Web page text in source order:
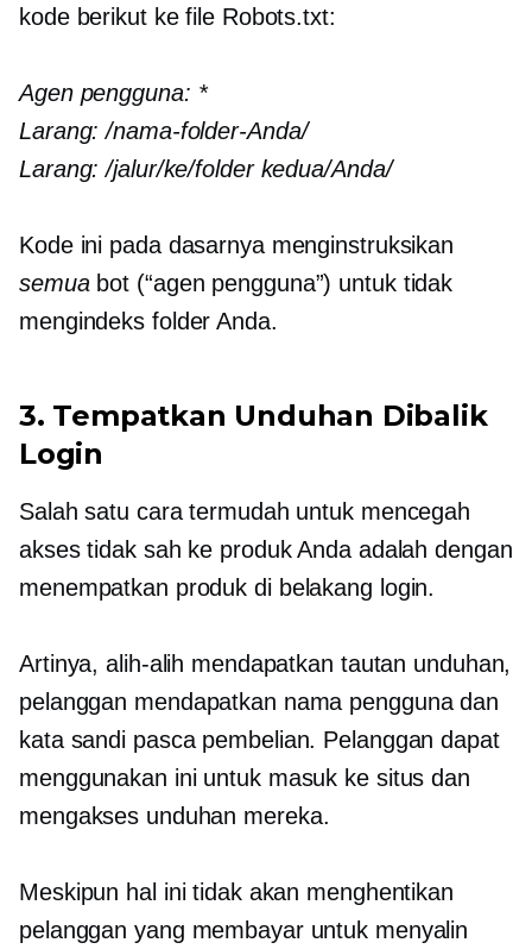
kode berikut ke file Robots.txt:
Agen pengguna: *
Larang:/nama-folder-Anda/
Larang:/jalur/ke/folder kedua/Anda/
Kode ini pada dasarnya menginstruksikan
semua bot (“agen pengguna”) untuk tidak
mengindeks folder Anda.
3. Tempatkan Unduhan Dibalik
Login
Salah satu cara termudah untuk mencegah
akses tidak sah ke produk Anda adalah dengan
menempatkan produk di belakang login.
Artinya, alih-alih mendapatkan tautan unduhan,
pelanggan mendapatkan nama pengguna dan
kata sandi pasca pembelian. Pelanggan dapat
menggunakan ini untuk masuk ke situs dan
mengakses unduhan mereka.
Meskipun hal ini tidak akan menghentikan
pelanggan yang membayar untuk menyalin